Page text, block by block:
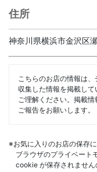
住所
神奈川県横浜市金沢区
こちらのお店の情報は
収集した情報を掲載し
ご理解ください。掲載
ご報告をお願いします。
※お気に入りのお店の保存に
ブラウザのプライベート
cookie が保存されません